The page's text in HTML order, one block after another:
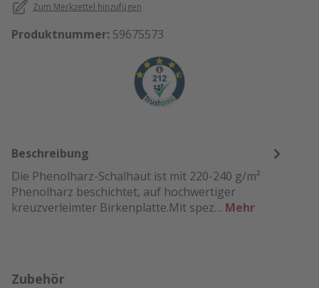
Zum Merkzettel hinzufügen
Produktnummer: 59675573
Beschreibung
Die Phenolharz-Schalhaut ist mit 220-240 g/m²
Phenolharz beschichtet, auf hochwertiger
kreuzverleimter Birkenplatte.Mit spez… Mehr
Produktgalerie überspringen
Zubehör